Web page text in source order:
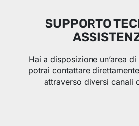
SUPPORTO
Hai a disposizione un’area
potrai contattare
attraverso diversi canali